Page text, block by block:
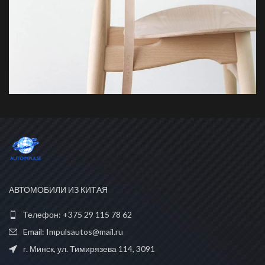
АВТОМОБИЛИ ИЗ КИТАЯ
Телефон: +375 29 115 78 62
Email: Impulsautos@mail.ru
г. Минск, ул. Тимирязева 114, 3091